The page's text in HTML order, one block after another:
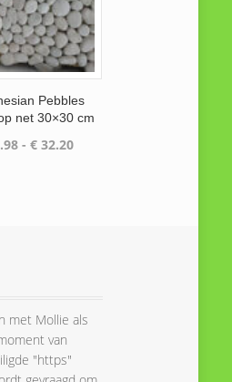
Pebbles
net 30×30 cm
- € 32.20Prijsklasse:
met Mollie als
van
"https"